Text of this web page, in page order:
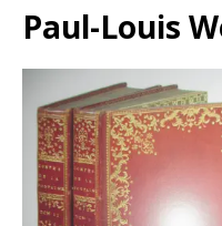
Paul-Louis
Portrait
Paul-Louis
héros de la
protecteur
22